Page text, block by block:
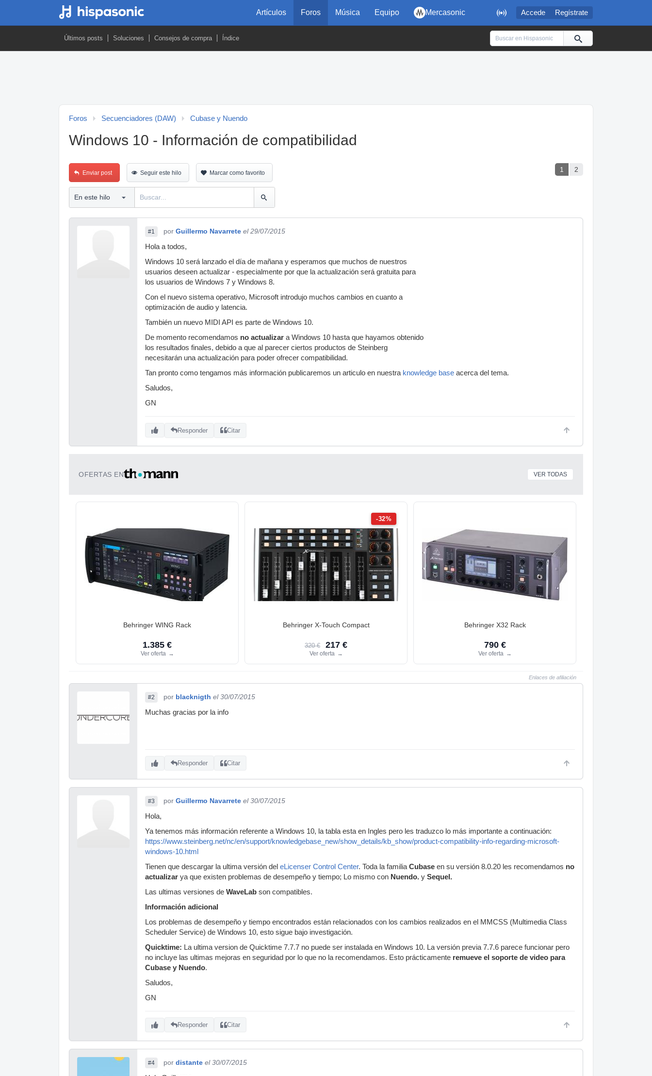
 Accede Regístrate
Artículos Foros Música Equipo Mercasonic
Últimos posts Soluciones Consejos de compra Índice
Foros Secuenciadores (DAW) Cubase y Nuendo
Windows 10 - Información de compatibilidad
1 2
Enviar post Seguir este hilo Marcar como favorito
#1 por Guillermo Navarrete el 29/07/2015
Hola a todos,
Windows 10 será lanzado el día de mañana y esperamos que muchos de nuestros
usuarios deseen actualizar - especialmente por que la actualización será gratuita para
los usuarios de Windows 7 y Windows 8.
Con el nuevo sistema operativo, Microsoft introdujo muchos cambios en cuanto a
optimización de audio y latencia.
También un nuevo MIDI API es parte de Windows 10.
De momento recomendamos no actualizar a Windows 10 hasta que hayamos obtenido
los resultados finales, debido a que al parecer ciertos productos de Steinberg
necesitarán una actualización para poder ofrecer compatibilidad.
Tan pronto como tengamos más información publicaremos un articulo en nuestra knowledge base acerca del tema.
Saludos,
GN
Responder Citar
OFERTAS EN VER TODAS
Behringer WING Rack
1.385 €
Ver oferta →
-32%
Behringer X-Touch Compact
320 € 217 €
Ver oferta →
Behringer X32 Rack
790 €
Ver oferta →
Enlaces de afiliación
#2 por blacknigth el 30/07/2015
Muchas gracias por la info
Responder Citar
#3 por Guillermo Navarrete el 30/07/2015
Hola,
Ya tenemos más información referente a Windows 10, la tabla esta en Ingles pero les traduzco lo más importante a continuación:
https://www.steinberg.net/nc/en/support/knowledgebase_new/show_details/kb_show/product-compatibility-info-regarding-microsoft-
windows-10.html
Tienen que descargar la ultima versión del eLicenser Control Center. Toda la familia Cubase en su versión 8.0.20 les recomendamos no
actualizar ya que existen problemas de desempeño y tiempo; Lo mismo con Nuendo. y Sequel.
Las ultimas versiones de WaveLab son compatibles.
Información adicional
Los problemas de desempeño y tiempo encontrados están relacionados con los cambios realizados en el MMCSS (Multimedia Class
Scheduler Service) de Windows 10, esto sigue bajo investigación.
Quicktime: La ultima version de Quicktime 7.7.7 no puede ser instalada en Windows 10. La versión previa 7.7.6 parece funcionar pero
no incluye las ultimas mejoras en seguridad por lo que no la recomendamos. Esto prácticamente remueve el soporte de video para
Cubase y Nuendo.
Saludos,
GN
Responder Citar
#4 por distante el 30/07/2015